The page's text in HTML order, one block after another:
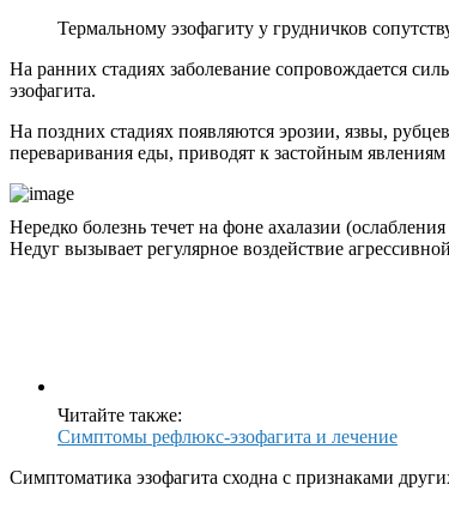
Термальному эзофагиту у грудничков
На ранних стадиях заболевание сопровождается
эзофагита.
На поздних стадиях появляются эрозии, язвы,
переваривания еды, приводят к застойным явлениям
Нередко болезнь течет на фоне ахалазии
Недуг вызывает регулярное воздействие
Читайте также:
Симптомы рефлюкс-эзофагита и лечение
Симптоматика эзофагита сходна с признаками